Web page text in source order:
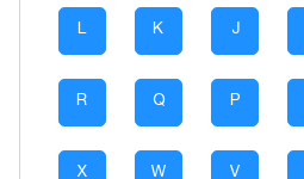
J
K
L
P
Q
R
V
W
X